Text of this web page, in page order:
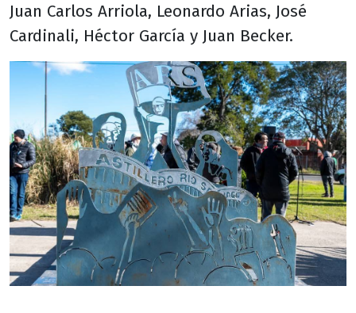
Juan Carlos Arriola, Leonardo Arias, José
Cardinali, Héctor García y Juan Becker.